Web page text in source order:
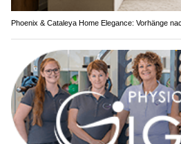
Phoenix & Cataleya Home Elegance: Vorhänge